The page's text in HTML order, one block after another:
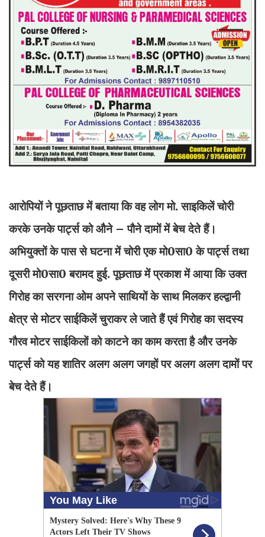
आरोपियों ने पूछताछ में बताया कि वह लोग मो. साइकिलें चोरी
करके उनके पार्ट्स को औने – पौने दामों में बेच देते हैं।
अभियुक्तों के पास से घटना में चोरी एक मो0सा0 के पार्ट्स तथा
दूसरी मो0सा0 बरामद हुई. पूछताछ में प्रकाश में आया कि उक्त
गिरोह का सरगना ओम अपने साथियों के साथ मिलकर हल्द्वानी
क्षेत्र से मोटर साईकिलें चुराकर ले जाते हैं एवं गिरोह का सदस्य
गौरव मोटर साईकिलों को काटने का काम करता है और उनके
पार्ट्स को यह शातिर अलग अलग जगहों पर अलग अलग दामों पर
बेच देते हैं।